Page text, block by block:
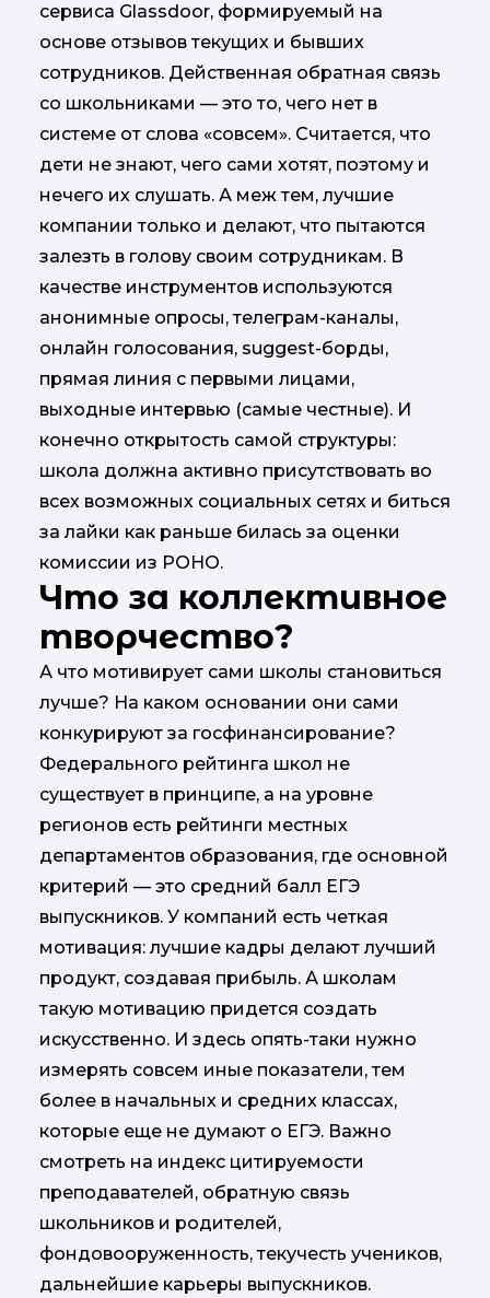
сервиса Glassdoor, формируемый на
основе отзывов текущих и бывших
сотрудников. Действенная обратная связь
со школьниками — это то, чего нет в
системе от слова «совсем». Считается, что
дети не знают, чего сами хотят, поэтому и
нечего их слушать. А меж тем, лучшие
компании только и делают, что пытаются
залезть в голову своим сотрудникам. В
качестве инструментов используются
анонимные опросы, телеграм-каналы,
онлайн голосования, suggest-борды,
прямая линия с первыми лицами,
выходные интервью (самые честные). И
конечно открытость самой структуры:
школа должна активно присутствовать во
всех возможных социальных сетях и биться
за лайки как раньше билась за оценки
комиссии из РОНО.
Что за коллективное
творчество?
А что мотивирует сами школы становиться
лучше? На каком основании они сами
конкурируют за госфинансирование?
Федерального рейтинга школ не
существует в принципе, а на уровне
регионов есть рейтинги местных
департаментов образования, где основной
критерий — это средний балл ЕГЭ
выпускников. У компаний есть четкая
мотивация: лучшие кадры делают лучший
продукт, создавая прибыль. А школам
такую мотивацию придется создать
искусственно. И здесь опять-таки нужно
измерять совсем иные показатели, тем
более в начальных и средних классах,
которые еще не думают о ЕГЭ. Важно
смотреть на индекс цитируемости
преподавателей, обратную связь
школьников и родителей,
фондовооруженность, текучесть учеников,
дальнейшие карьеры выпускников.